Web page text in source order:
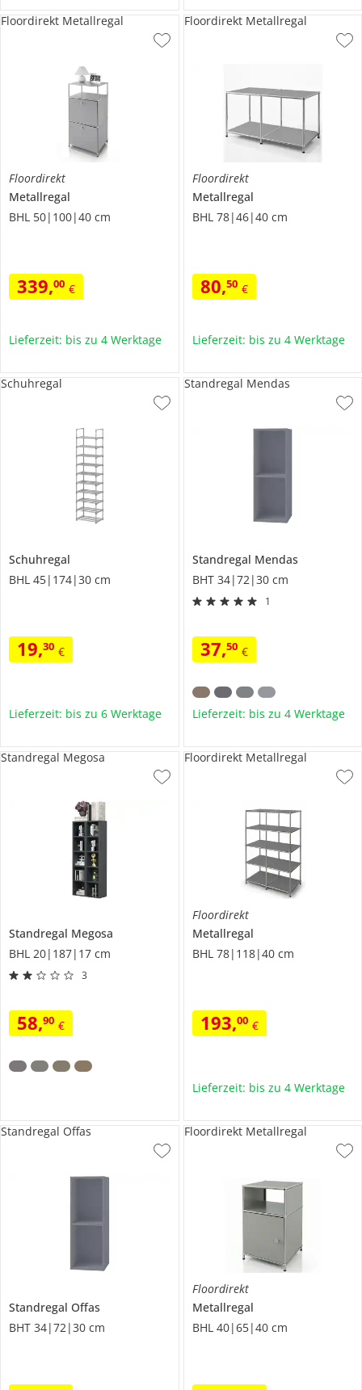
Floordirekt
Metallregal
BHL 50|100|40 cm
339,00 €
Floordirekt Metallregal
Lieferzeit: bis zu 4 Werktage
Floordirekt
Metallregal
BHL 78|46|40 cm
80,50 €
Floordirekt Metallregal
Lieferzeit: bis zu 4 Werktage
Schuhregal
BHL 45|174|30 cm
19,30 €
Schuhregal
Lieferzeit: bis zu 6 Werktage
Standregal Mendas
BHT 34|72|30 cm
1
37,50 €
Standregal Mendas
Lieferzeit: bis zu 4 Werktage
Standregal Megosa
BHL 20|187|17 cm
3
58,90 €
Standregal Megosa
Floordirekt
Metallregal
BHL 78|118|40 cm
193,00 €
Floordirekt Metallregal
Lieferzeit: bis zu 4 Werktage
Standregal Offas
BHT 34|72|30 cm
Standregal Offas
Floordirekt
Metallregal
BHL 40|65|40 cm
Floordirekt Metallregal